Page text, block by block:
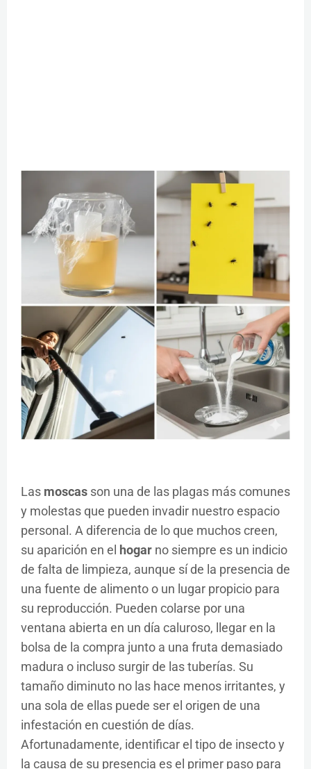
Las moscas son una de las plagas más comunes
y molestas que pueden invadir nuestro espacio
personal. A diferencia de lo que muchos creen,
su aparición en el hogar no siempre es un indicio
de falta de limpieza, aunque sí de la presencia de
una fuente de alimento o un lugar propicio para
su reproducción. Pueden colarse por una
ventana abierta en un día caluroso, llegar en la
bolsa de la compra junto a una fruta demasiado
madura o incluso surgir de las tuberías. Su
tamaño diminuto no las hace menos irritantes, y
una sola de ellas puede ser el origen de una
infestación en cuestión de días.
Afortunadamente, identificar el tipo de insecto y
la causa de su presencia es el primer paso para